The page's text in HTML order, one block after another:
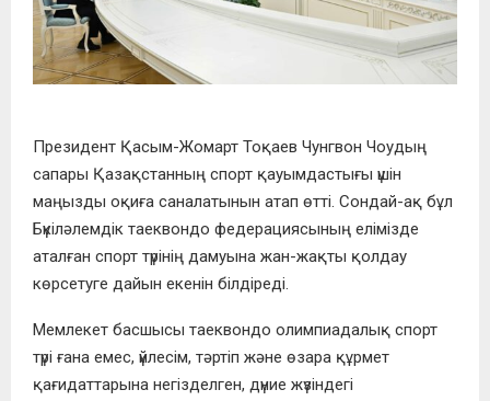
Президент Қасым-Жомарт Тоқаев Чунгвон Чоудың
сапары Қазақстанның спорт қауымдастығы үшін
маңызды оқиға саналатынын атап өтті. Сондай-ақ бұл
Бүкіләлемдік таеквондо федерациясының елімізде
аталған спорт түрінің дамуына жан-жақты қолдау
көрсетуге дайын екенін білдіреді.
Мемлекет басшысы таеквондо олимпиадалық спорт
түрі ғана емес, үйлесім, тәртіп және өзара құрмет
қағидаттарына негізделген, дүние жүзіндегі